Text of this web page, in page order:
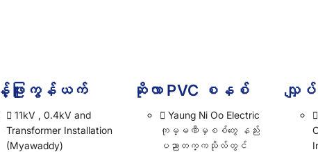
န့်ဖြူးကွန်ယက်
11kV , 0.4kV and
Transformer Installation
(Myawaddy)
ဆိုလာ PVC စနစ်
Yaung Ni Oo Electric
ကုမ္မဏီမှစစ်တွေ နည်း
ပညာတက္ကသိုလ်တွင်
လျှ